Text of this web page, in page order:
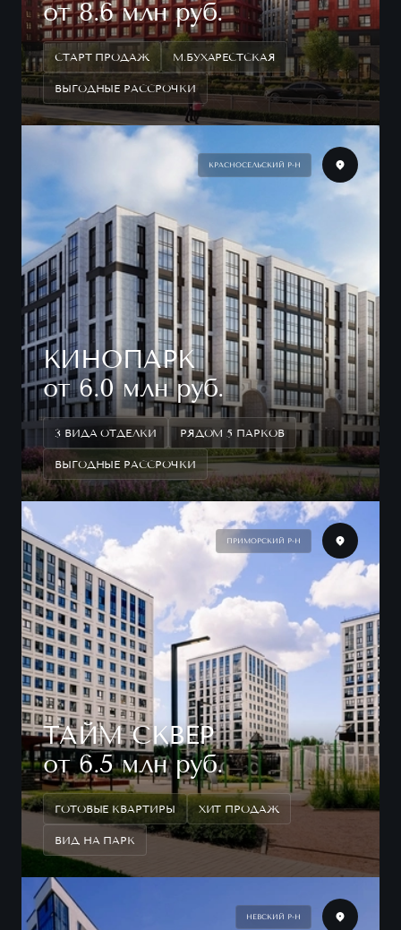
от 8.6 млн руб.
СТАРТ ПРОДАЖ М.БУХАРЕСТСКАЯ
ВЫГОДНЫЕ РАССРОЧКИ
КРАСНОСЕЛЬСКИЙ Р-Н
КИНОПАРК
от 6.0 млн руб.
3 ВИДА ОТДЕЛКИ РЯДОМ 5 ПАРКОВ
ВЫГОДНЫЕ РАССРОЧКИ
ПРИМОРСКИЙ Р-Н
ТАЙМ СКВЕР
от 6.5 млн руб.
ГОТОВЫЕ КВАРТИРЫ ХИТ ПРОДАЖ
ВИД НА ПАРК
НЕВСКИЙ Р-Н